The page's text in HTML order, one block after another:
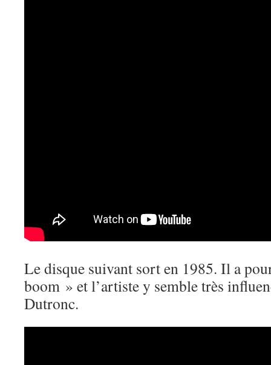
Le disque suivant sort en 1985. Il a
boom » et l’artiste y semble très
Dutronc.